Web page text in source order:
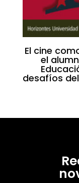
El cine
el
desafíos